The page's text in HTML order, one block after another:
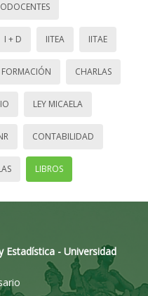
I + D IITEA IITAE
FORMACIÓN CHARLAS
LEY MICAELA
CONTABILIDAD
LIBROS
Estadística - Universidad